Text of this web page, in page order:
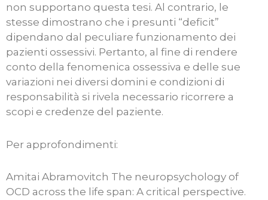
non supportano questa tesi. Al contrario, le
stesse dimostrano che i presunti “deficit”
dipendano dal peculiare funzionamento dei
pazienti ossessivi. Pertanto, al fine di rendere
conto della fenomenica ossessiva e delle sue
variazioni nei diversi domini e condizioni di
responsabilità si rivela necessario ricorrere a
scopi e credenze del paziente.
Per approfondimenti:
Amitai Abramovitch The neuropsychology of
OCD across the life span: A critical perspective.